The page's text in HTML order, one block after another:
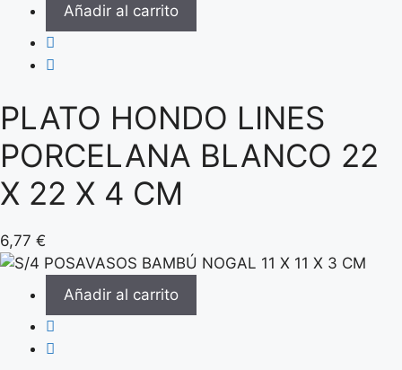
Añadir al carrito
PLATO HONDO LINES
PORCELANA BLANCO 22
X 22 X 4 CM
6,77 €
Añadir al carrito